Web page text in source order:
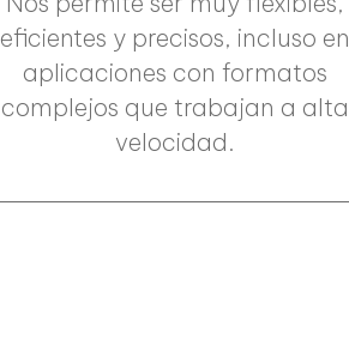
eficientes y precisos, incluso en
aplicaciones con formatos
complejos que trabajan a alta
velocidad.